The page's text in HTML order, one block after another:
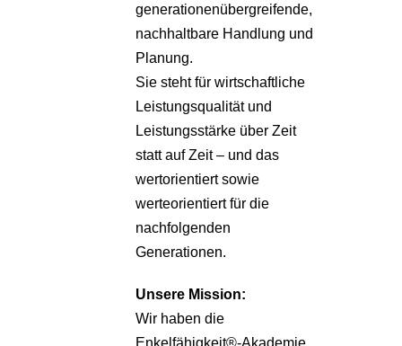
generationenübergreifende,
nachhaltbare Handlung und
Planung.
Sie steht für wirtschaftliche
Leistungsqualität und
Leistungsstärke über Zeit
statt auf Zeit – und das
wertorientiert sowie
werteorientiert für die
nachfolgenden
Generationen.
Unsere Mission:
Wir haben die
Enkelfähigkeit®-Akademie